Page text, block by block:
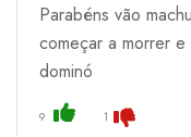
Parabéns vão
começar a morrer
dominó
9 1